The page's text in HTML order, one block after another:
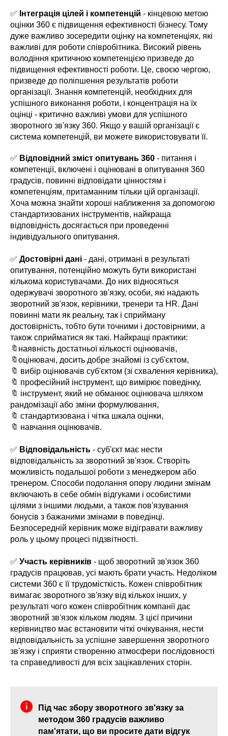
✅ Інтеграція цілей і компетенцій - кінцевою метою
оцінки 360 є підвищення ефективності бізнесу. Тому
дуже важливо зосередити оцінку на компетенціях, які
важливі для роботи співробітника. Високий рівень
володіння критичною компетенцією призведе до
підвищення ефективності роботи. Це, своєю чергою,
призведе до поліпшення результатів роботи
організації. Знання компетенцій, необхідних для
успішного виконання роботи, і концентрація на їх
оцінці - критично важливі умови для успішного
зворотного зв'язку 360. Якщо у вашій організації є
система компетенцій, ви можете використовувати її.
✅ Відповідний зміст опитувань 360 - питання і
компетенції, включені і оцінювані в опитування 360
градусів, повинні відповідати цінностям і
компетенціям, притаманним тільки цій організації.
Хоча можна знайти хороші наближення за допомогою
стандартизованих інструментів, найкраща
відповідність досягається при проведенні
індивідуального опитування.
✅ Достовірні дані - дані, отримані в результаті
опитування, потенційно можуть бути використані
кількома користувачами. До них відносяться
одержувачі зворотного зв'язку, особи, які надають
зворотний зв'язок, керівники, тренери та HR. Дані
повинні мати як реальну, так і сприйману
достовірність, тобто бути точними і достовірними, а
також сприйматися як такі. Найкращі практики:
🔖наявність достатньої кількості оцінювачів,
🔖оцінювачі, досить добре знайомі із суб'єктом,
🔖 вибір оцінювачів суб'єктом (зі схвалення керівника),
🔖 професійний інструмент, що вимірює поведінку,
🔖 інструмент, який не обманює оцінювача шляхом
рандомізації або зміни формулювання,
🔖 стандартизована і чітка шкала оцінки,
🔖 навчання оцінювачів.
✅ Відповідальність - суб'єкт має нести
відповідальність за зворотний зв'язок. Створіть
можливість подальшої роботи з менеджером або
тренером. Способи подолання опору людини змінам
включають в себе обмін відгуками і особистими
цілями з іншими людьми, а також пов'язування
бонусів з бажаними змінами в поведінці.
Безпосередній керівник може відігравати важливу
роль у цьому процесі підзвітності.
✅ Участь керівників - щоб зворотний зв'язок 360
градусів працював, усі мають брати участь. Недоліком
системи 360 є її трудомісткість. Кожен співробітник
вимагає зворотного зв'язку від кількох інших, у
результаті чого кожен співробітник компанії дає
зворотний зв'язок кільком людям. З цієї причини
керівництво має встановити чіткі очікування, нести
відповідальність за успішне завершення зворотного
зв'язку і сприяти створенню атмосфери послідовності
та справедливості для всіх зацікавлених сторін.
Під час збору зворотного зв'язку за
методом 360 градусів важливо
пам'ятати, що ви просите дати відгук